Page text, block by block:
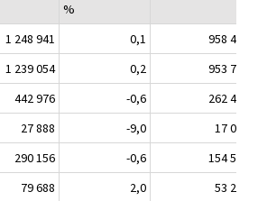
%
1 248 941 0,1
958 406
1 239 054 0,2
953 758
442 976 -0,6
262 491
27 888 -9,0
17 048
290 156 -0,6
154 538
79 688 2,0
53 251